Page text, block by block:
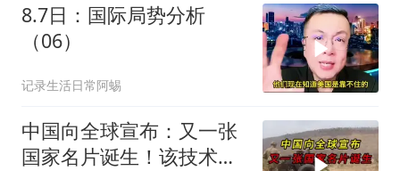
8.7日：国际局势分析
（06）
记录生活日常阿蜴
中国向全球宣布：又一张
国家名片诞生！该技术全